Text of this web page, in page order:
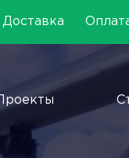
Доставка
Проекты